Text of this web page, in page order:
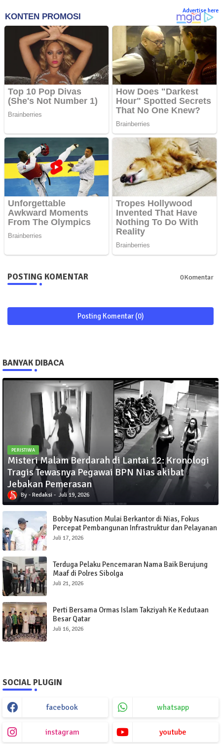
Advertise here
POSTING KOMENTAR 0Komentar
Posting Komentar (0)
BANYAK DIBACA
PERISTIWA
Misteri Malam Berdarah di Lantai 12: Kronologi
Tragis Tewasnya Pegawai BPN Nias akibat
Jebakan Pemerasan
Redaksi Juli 19, 2026
Bobby Nasution Mulai Berkantor di Nias, Fokus
Percepat Pembangunan Infrastruktur dan Pelayanan
Publik
Juli 17, 2026
Terduga Pelaku Pencemaran Nama Baik Berujung
Maaf di Polres Sibolga
Juli 21, 2026
Perti Bersama Ormas Islam Takziyah Ke Kedutaan
Besar Qatar
Juli 16, 2026
SOCIAL PLUGIN
facebook whatsapp
instagram youtube